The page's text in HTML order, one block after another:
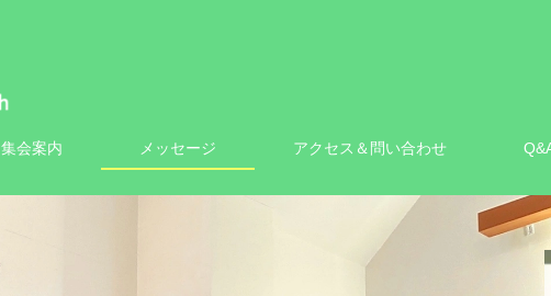
集会案内 メッセージ アクセス＆問い合わせ